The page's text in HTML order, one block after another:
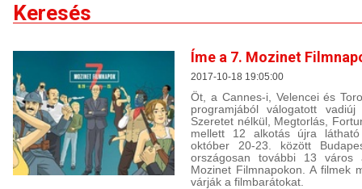
Keresés
Íme a 7. Mozinet
2017-10-18 19:05:00
Öt, a Cannes-i, Velencei és
programjából válogatott
Szeretet nélkül, Megtorlás,
mellett 12 alkotás újra
október 20-23. között
országosan további 13
Mozinet Filmnapokon. A filmek
várják a filmbarátokat.